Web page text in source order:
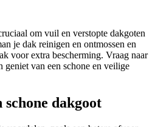
om vuil en verstopte dakgoten
je dak reinigen en ontmossen en
voor extra bescherming. Vraag naar
geniet van een schone en veilige
schone dakgoot